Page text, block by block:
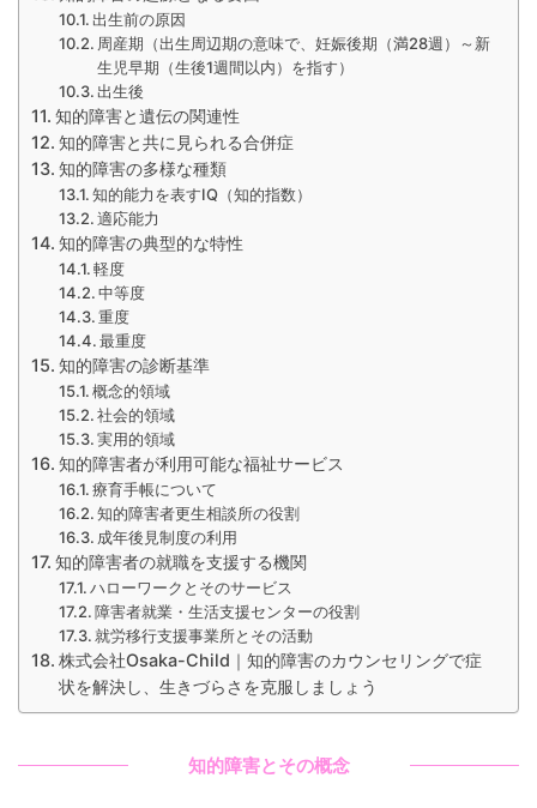
出生前の原因
周産期（出生周辺期の意味で、妊娠後期（満28週）～新
生児早期（生後1週間以内）を指す）
出生後
知的障害と遺伝の関連性
知的障害と共に見られる合併症
知的障害の多様な種類
知的能力を表すIQ（知的指数）
適応能力
知的障害の典型的な特性
軽度
中等度
重度
最重度
知的障害の診断基準
概念的領域
社会的領域
実用的領域
知的障害者が利用可能な福祉サービス
療育手帳について
知的障害者更生相談所の役割
成年後見制度の利用
知的障害者の就職を支援する機関
ハローワークとそのサービス
障害者就業・生活支援センターの役割
就労移行支援事業所とその活動
株式会社Osaka-Child｜知的障害のカウンセリングで症
状を解決し、生きづらさを克服しましょう
知的障害とその概念